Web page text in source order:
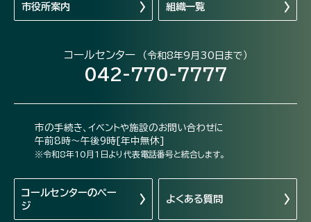
市役所案内 組織一覧
コールセンター （令和8年9月30日まで）
042-770-7777
市の手続き、イベントや施設のお問い合わせに
午前8時～午後9時[年中無休]
※令和8年10月1日より代表電話番号と統合します。
コールセンターのペー
ジ
よくある質問